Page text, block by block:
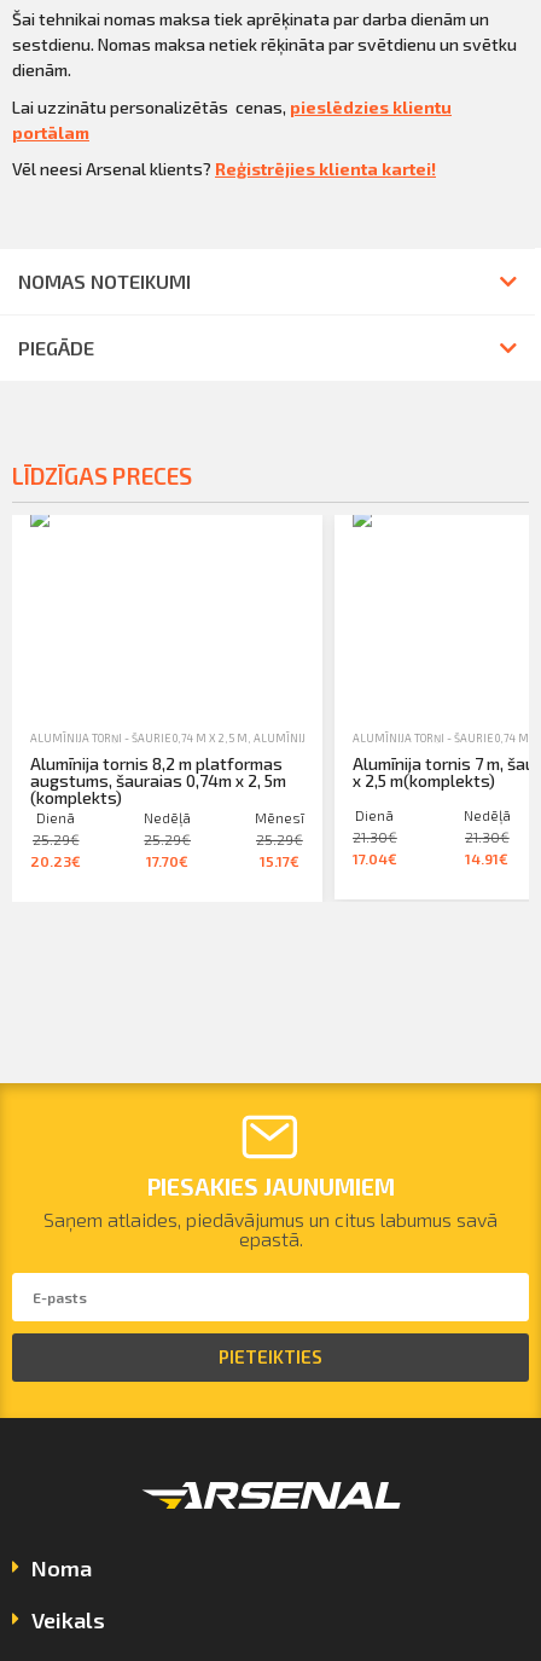
Šai tehnikai nomas maksa tiek aprēķinata par darba dienām un
sestdienu. Nomas maksa netiek rēķināta par svētdienu un svētku
dienām.
Lai uzzinātu personalizētās cenas, pieslēdzies klientu
portālam
Vēl neesi Arsenal klients? Reģistrējies klienta kartei!
NOMAS NOTEIKUMI
PIEGĀDE
LĪDZĪGAS PRECES
ALUMĪNIJA TORŅI - ŠAURIE 0,74 M X 2,5 M ALUMĪNIJA TORŅI, TREPES, KASTES UN SASTATNES,
Alumīnija tornis 8,2 m platformas
augstums, šauraias 0,74m x 2, 5m
(komplekts)
Dienā
25.29€
20.23€
Nedēļā
25.29€
17.70€
Mēnesī
25.29€
15.17€
ALUMĪNIJA TORŅI - ŠAURIE 0,74 M
Alumīnija tornis 7 m,
x 2,5 m(komplekts)
Dienā
21.30€
17.04€
Nedēļā
21.30€
14.91€
PIESAKIES JAUNUMIEM
Saņem atlaides, piedāvājumus un citus labumus savā
epastā.
PIETEIKTIES
Noma
Veikals